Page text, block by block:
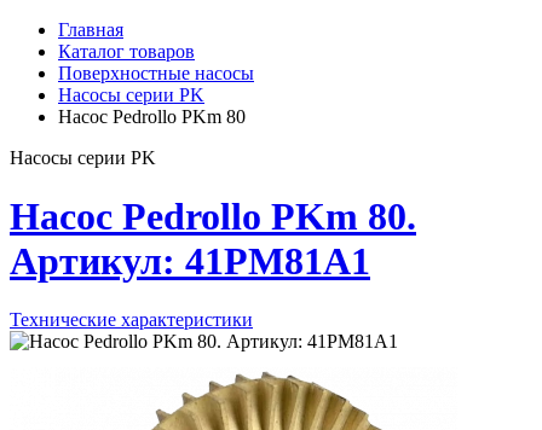
Главная
Каталог товаров
Поверхностные насосы
Насосы серии PK
Насос Pedrollo PKm 80
Насосы серии PK
Насос Pedrollo PKm 80.
Артикул: 41PM81A1
Технические характеристики